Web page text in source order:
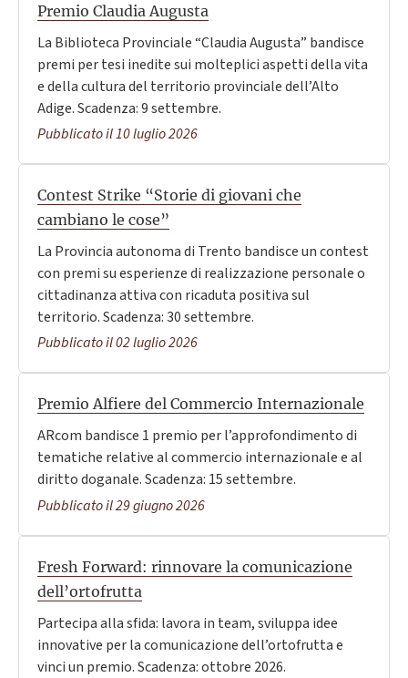
Premio Claudia Augusta
La Biblioteca Provinciale “Claudia Augusta” bandisce
premi per tesi inedite sui molteplici aspetti della vita
e della cultura del territorio provinciale dell’Alto
Adige. Scadenza: 9 settembre.
Pubblicato il 10 luglio 2026
Contest Strike “Storie di giovani che
cambiano le cose”
La Provincia autonoma di Trento bandisce un contest
con premi su esperienze di realizzazione personale o
cittadinanza attiva con ricaduta positiva sul
territorio. Scadenza: 30 settembre.
Pubblicato il 02 luglio 2026
Premio Alfiere del Commercio Internazionale
ARcom bandisce 1 premio per l’approfondimento di
tematiche relative al commercio internazionale e al
diritto doganale. Scadenza: 15 settembre.
Pubblicato il 29 giugno 2026
Fresh Forward: rinnovare la comunicazione
dell’ortofrutta
Partecipa alla sfida: lavora in team, sviluppa idee
innovative per la comunicazione dell’ortofrutta e
vinci un premio. Scadenza: ottobre 2026.